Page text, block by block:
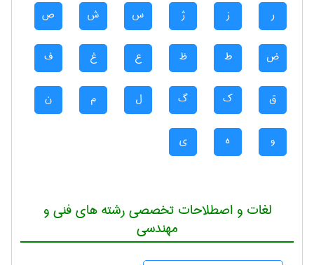
ر ز ژ س ش ص
ض ط ظ ع غ ف
ق ک گ ل م ن
و ه ی
لغات و اصطلاحات تخصصی رشته های فنی و
مهندسی